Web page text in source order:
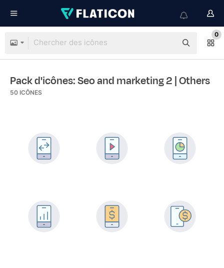
0
Pack d'icônes: Seo and marketing 2 | Others
50 ICÔNES